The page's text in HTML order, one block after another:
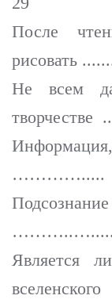
После
рисовать
Не всем
творчестве
………….....
Является
вселенского